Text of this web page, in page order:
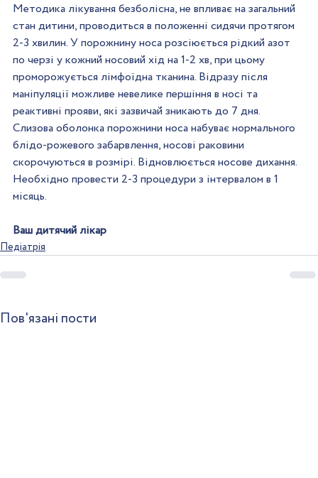
Методика лікування безболісна, не впливає на загальний
стан дитини, проводиться в положенні сидячи протягом
2-3 хвилин. У порожнину носа розсіюється рідкий азот
по черзі у кожний носовий хід на 1-2 хв, при цьому
проморожується лімфоїдна тканина. Відразу після
маніпуляції можливе невелике першіння в носі та
реактивні прояви, які зазвичай зникають до 7 дня.
Слизова оболонка порожнини носа набуває нормального
блідо-рожевого забарвлення, носові раковини
скорочуються в розмірі. Відновлюється носове дихання.
Необхідно провести 2-3 процедури з інтервалом в 1
місяць.
Ваш дитячий лікар
Педіатрія
Пов'язані пости